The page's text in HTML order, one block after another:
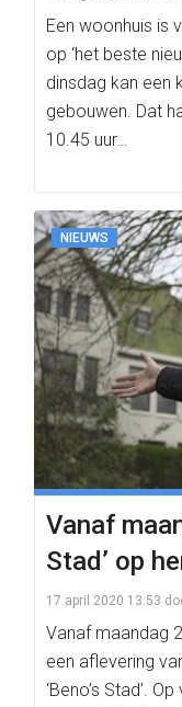
Een woonhuis is
op ‘het beste
dinsdag kan een
gebouwen. Dat
10.45 uur…
NIEUWS
Vanaf
Stad’ op
17 april 2020 13:53
Vanaf maandag
een aflevering
‘Beno’s Stad’.